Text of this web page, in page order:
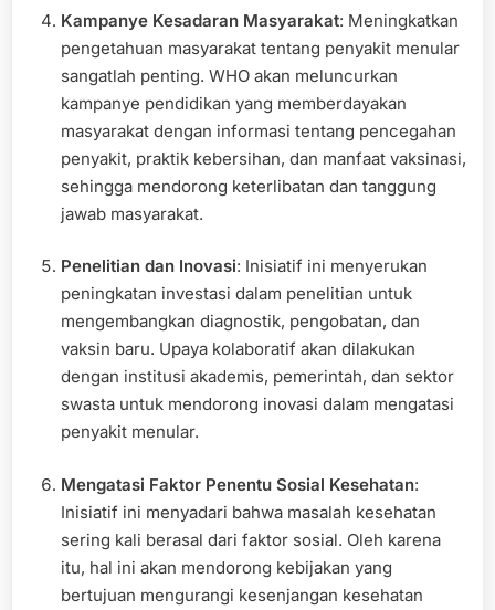
Kampanye Kesadaran Masyarakat: Meningkatkan
pengetahuan masyarakat tentang penyakit menular
sangatlah penting. WHO akan meluncurkan
kampanye pendidikan yang memberdayakan
masyarakat dengan informasi tentang pencegahan
penyakit, praktik kebersihan, dan manfaat vaksinasi,
sehingga mendorong keterlibatan dan tanggung
jawab masyarakat.
Penelitian dan Inovasi: Inisiatif ini menyerukan
peningkatan investasi dalam penelitian untuk
mengembangkan diagnostik, pengobatan, dan
vaksin baru. Upaya kolaboratif akan dilakukan
dengan institusi akademis, pemerintah, dan sektor
swasta untuk mendorong inovasi dalam mengatasi
penyakit menular.
Mengatasi Faktor Penentu Sosial Kesehatan:
Inisiatif ini menyadari bahwa masalah kesehatan
sering kali berasal dari faktor sosial. Oleh karena
itu, hal ini akan mendorong kebijakan yang
bertujuan mengurangi kesenjangan kesehatan